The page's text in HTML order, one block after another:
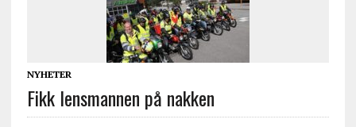
NYHETER
Fikk lensmannen på nakken